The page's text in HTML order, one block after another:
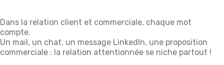
Dans la relation client et commerciale, chaque mot
compte.
Un mail, un chat, un message LinkedIn, une proposition
commerciale : la relation attentionnée se niche partout !